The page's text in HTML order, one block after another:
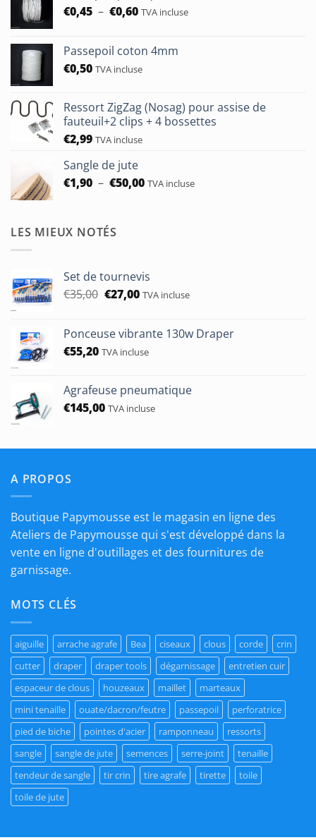
€0,45 – €0,60Plage
€0,45
à
TVA incluse
Passepoil coton 4mm
€0,50 TVA incluse
Ressort ZigZag (Nosag) pour assise de
fauteuil+2 clips + 4 bossettes
€2,99 TVA incluse
Sangle de jute
€1,90 – €50,00Plage
TVA incluse
LES MIEUX NOTÉS
Set de tournevis
€35,00 Le
était :
€35,00.
€27,00Le
est :
€27,00.
TVA incluse
Ponceuse vibrante 130w Draper
€55,20 TVA incluse
Agrafeuse pneumatique
€145,00 TVA incluse
A PROPOS
Boutique Papymousse est le magasin en ligne des
Ateliers de Papymousse qui s'est développé dans la
vente en ligne d'outillages et des fournitures de
garnissage.
MOTS CLÉS
aiguille arrache agrafe Bea ciseaux clous corde
crin
cutter
draper draper tools dégarnissage
entretien cuir
espaceur de clous
houzeaux maillet
marteaux
mini tenaille
ouate/dacron/feutre passepoil
perforatrice
pied de biche
pointes d'acier ramponneau
ressorts
sangle
sangle de jute semences serre-joint
tenaille
tendeur de sangle
tir crin tire agrafe tirette
toile
toile de jute